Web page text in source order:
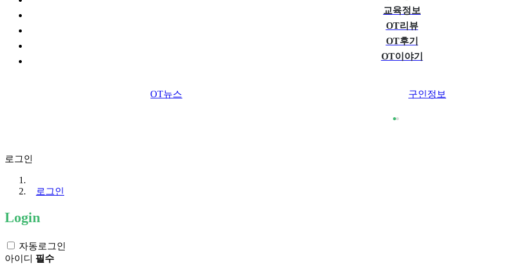
교육정보
OT리뷰
OT후기
OT이야기
OT뉴스 구인정보
로그인
로그인
Login
자동로그인
아이디 필수